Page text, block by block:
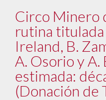
Circo Minero
rutina titulada
Ireland, B.
A. Osorio y A.
estimada:
(Donación de